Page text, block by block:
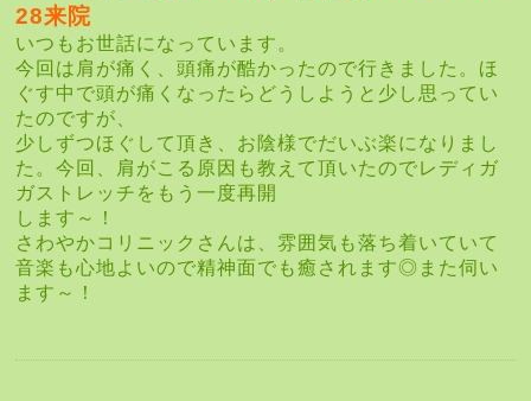
28来院
いつもお世話になっています。
今回は肩が痛く、頭痛が酷かったので行きました。 ほ
ぐす中で頭が痛くなったらどうしようと少し思ってい
たのですが、
少しずつほぐして頂き、お陰様でだいぶ楽になりまし
た。今回、肩がこる原因も教えて頂いたのでレディガ
ガストレッチをもう一度再開
します～！
さわやかコリニックさんは、雰囲気も落ち着いていて
音楽も心地よいので精神面でも癒されます◎また伺い
ます～！